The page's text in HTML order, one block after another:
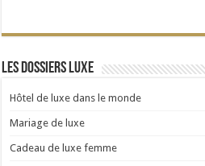
Les dossiers Luxe
Hôtel de luxe dans le monde
Mariage de luxe
Cadeau de luxe femme